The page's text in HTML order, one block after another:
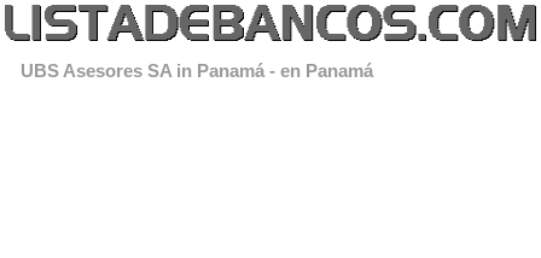
UBS Asesores SA in Panamá - en Panamá